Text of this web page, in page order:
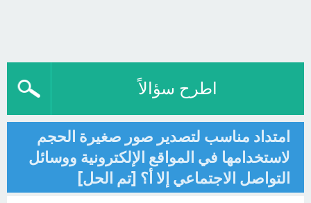
اطرح سؤالاً
امتداد مناسب لتصدير صور صغيرة الحجم
لاستخدامها في المواقع الإلكترونية ووسائل
التواصل الاجتماعي إلا أ؟ [تم الحل]